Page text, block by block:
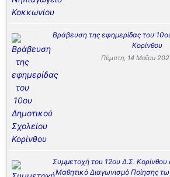
Βράβευση της εφημερίδας του
Κορίνθου
Πέμπτη, 14 Μαΐου
Συμμετοχή του 12ου Δ.Σ.
Μαθητικό Διαγωνισμό Ποίησης